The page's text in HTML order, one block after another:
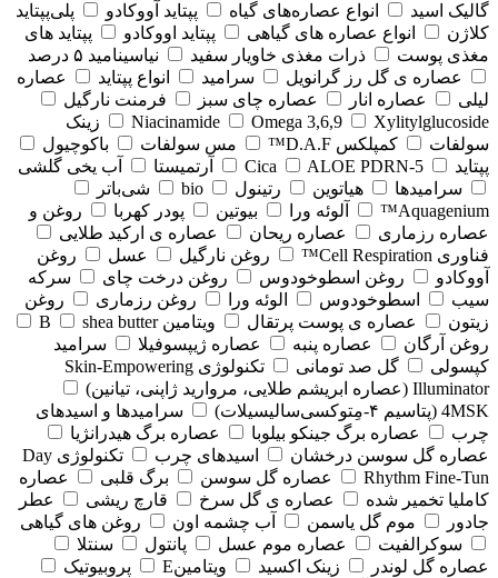
گالیک اسید
انواع عصاره‌های گیاه پپتاید آووکادو
پلی‌پپتاید
کلاژن
انواع عصاره های گیاهی پپتاید اووکادو
پپتاید های
مغذی پوست
ذرات مغذی خاویار سفید
نیاسینامید ۵ درصد
عصاره ی گل رز گرانویل
سرامید انواع پپتاید
عصاره
لیلی
عصاره انار عصاره چای سبز
فرمنت نارگیل
Niacinamide
Omega 3,6,9 Xylitylglucoside
زینک
سولفات
کمپلکس D.A.F™ مس سولفات
باکوچیول
پپتاید
5-Cica
ALOE PDRN آرتمیستا
آب یخی گلشی
سرامیدها
هیاتوین رتینول bio
شی‌باتر
Aquagenium™
آلوئه ورا بیوتین پودر کهربا
روغن و
عصاره رزماری
عصاره ریحان
عصاره ی ارکید طلایی
فناوری Cell Respiration™
روغن نارگیل عسل
روغن
آووکادو
روغن اسطوخودوس روغن درخت چای
سرکه
سیب
اسطوخودوس الوئه ورا روغن رزماری
روغن
زیتون
عصاره ی پوست پرتقال ویتامین Bshea butter
روغن آرگان
عصاره پنبه عصاره ژیپسوفیلا
سرامید
کپسولی
گل صد تومانی
تکنولوژی Skin-Empowering
Illuminator (عصاره ابریشم طلایی، مروارید ژاپنی، تیانین)
4MSK (پتاسیم ۴‑مِتوکسی‌سالیسیلات)
سرامیدها و اسیدهای
چرب
عصاره برگ جینکو بیلوبا
عصاره برگ هیدرانژیا
عصاره گل سوسن درخشان
اسیدهای چرب
تکنولوژی Day
Rhythm Fine‑Tun
عصاره گل سوسن برگ قلبی
عصاره
کاملیا تخمیر شده
عصاره ی گل سرخ قارچ ریشی
عطر
جادور
موم گل یاسمن آب چشمه اون
روغن های گیاهی
سوکرالفیت
عصاره موم عسل پانتول
سنتلا
عصاره گل لوندر
زینک اکسید ویتامینE
پروبیوتیک